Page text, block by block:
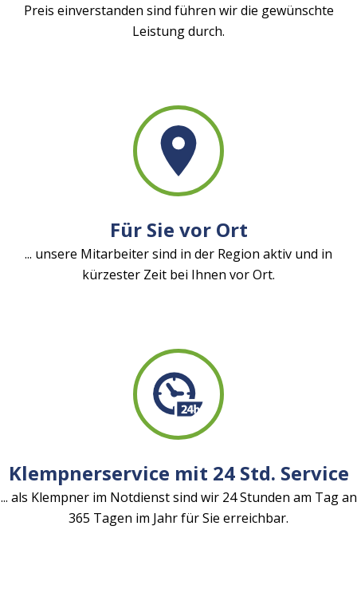
Preis einverstanden sind führen wir die gewünschte
Leistung durch.
Für Sie vor Ort
... unsere Mitarbeiter sind in der Region aktiv und in
kürzester Zeit bei Ihnen vor Ort.
Klempnerservice mit 24 Std. Service
... als Klempner im Notdienst sind wir 24 Stunden am Tag an
365 Tagen im Jahr für Sie erreichbar.